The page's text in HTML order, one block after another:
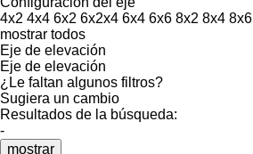
4x2 4x4 6x2 6x2x4 6x4 6x6 8x2 8x4 8x6
mostrar todos
Eje de elevación
Eje de elevación
¿Le faltan algunos filtros?
Sugiera un cambio
Resultados de la búsqueda:
-
mostrar